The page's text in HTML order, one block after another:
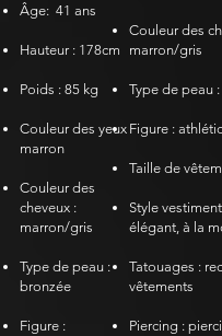
Âge: 41 ans
Hauteur : 178cm
Poids : 85 kg
Couleur des yeux
marron
Couleur des
cheveux :
marron/gris
Type de peau :
bronzée
Figure :
Couleur des
marron/gris
Type de peau
Figure :
Taille de
Style
élégant, à la
Tatouages :
vêtements
Piercing :